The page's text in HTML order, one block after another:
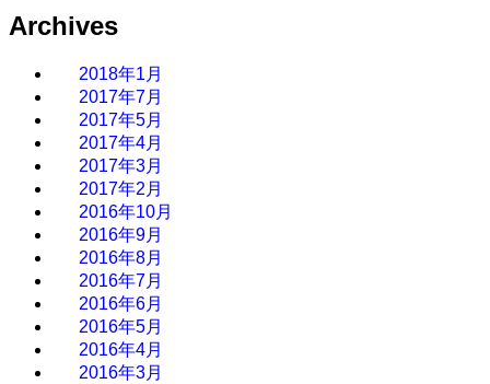
Archives
2018年1月
2017年7月
2017年5月
2017年4月
2017年3月
2017年2月
2016年10月
2016年9月
2016年8月
2016年7月
2016年6月
2016年5月
2016年4月
2016年3月